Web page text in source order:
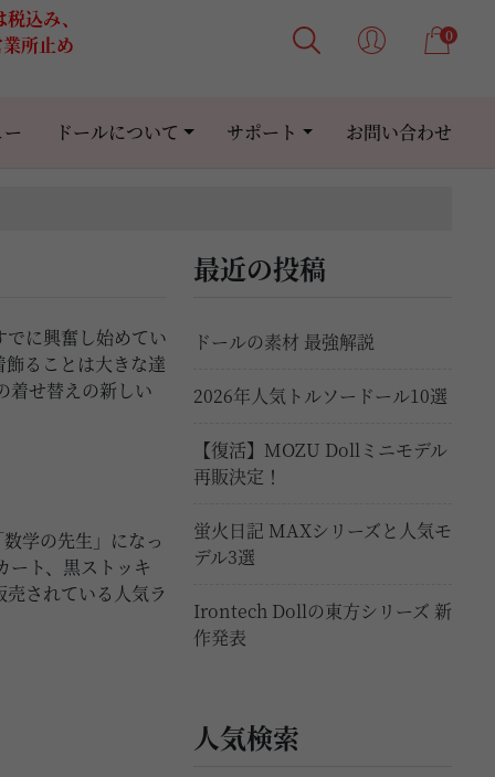
込み、
所止め
0
ドールについて サポート お問い合わせ
に興奮し始めてい
ることは大きな達
着せ替えの新しい
学の先生」になっ
ート、黒ストッキ
されている人気ラ
最近の投稿
ドールの素材 最強解説
2026年人気トルソードール10選
【復活】MOZU Dollミニモデル
再販決定！
蛍火日記 MAXシリーズと人気モ
デル3選
Irontech Dollの東方シリーズ 新
作発表
人気検索